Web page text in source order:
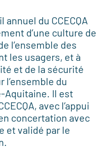
du CCECQA
d’une culture de
l’ensemble des
les usagers, et à
et de la sécurité
l’ensemble du
Aquitaine. Il est
avec l’appui
concertation avec
et validé par le